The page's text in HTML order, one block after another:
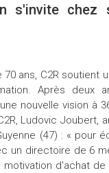
s'invite
ans, C2R soutient
Après deux
nouvelle vision à
Ludovic Joubert,
(47) : « pour
un directoire de 6
d'achat de